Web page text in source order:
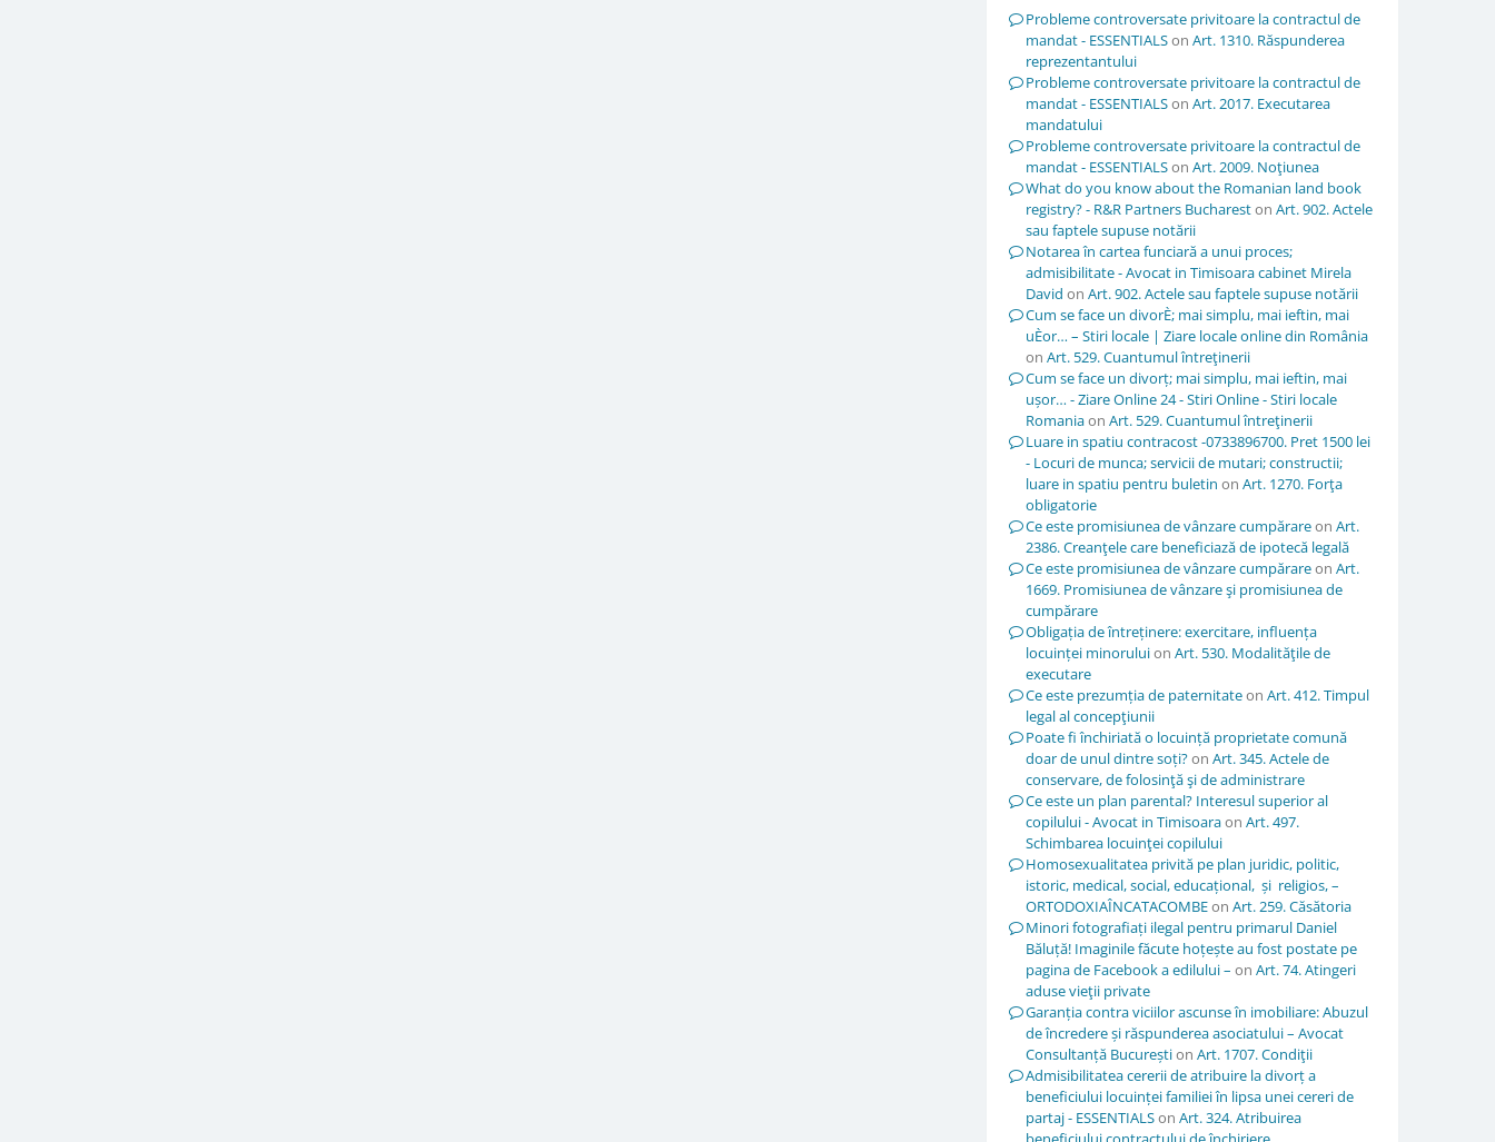
Probleme controversate privitoare la contractul de
mandat - ESSENTIALSon Art. 1310. Răspunderea
reprezentantului
Probleme controversate privitoare la contractul de
mandat - ESSENTIALSon Art. 2017. Executarea
mandatului
Probleme controversate privitoare la contractul de
mandat - ESSENTIALSon Art. 2009. Noţiunea
What do you know about the Romanian land book
registry? - R&R Partners Buchareston Art. 902. Actele
sau faptele supuse notării
Notarea în cartea funciară a unui proces;
admisibilitate - Avocat in Timisoara cabinet Mirela
David on Art. 902. Actele sau faptele supuse notării
Cum se face un divorÈ; mai simplu, mai ieftin, mai
uÈor… – Stiri locale | Ziare locale online din România
on Art. 529. Cuantumul întreţinerii
Cum se face un divorț; mai simplu, mai ieftin, mai
ușor… - Ziare Online 24 - Stiri Online - Stiri locale
Romaniaon Art. 529. Cuantumul întreţinerii
Luare in spatiu contracost -0733896700. Pret 1500 lei
- Locuri de munca; servicii de mutari; constructii;
luare in spatiu pentru buletin on Art. 1270. Forţa
obligatorie
Ce este promisiunea de vânzare cumpărareon Art.
2386. Creanţele care beneficiază de ipotecă legală
Ce este promisiunea de vânzare cumpărareon Art.
1669. Promisiunea de vânzare şi promisiunea de
cumpărare
Obligația de întreținere: exercitare, influența
locuinței minoruluion Art. 530. Modalităţile de
executare
Ce este prezumția de paternitateon Art. 412. Timpul
legal al concepţiunii
Poate fi închiriată o locuință proprietate comună
doar de unul dintre soți?on Art. 345. Actele de
conservare, de folosinţă şi de administrare
Ce este un plan parental? Interesul superior al
copilului - Avocat in Timisoaraon Art. 497.
Schimbarea locuinţei copilului
Homosexualitatea privită pe plan juridic, politic,
istoric, medical, social, educațional, și religios, –
ORTODOXIAÎNCATACOMBEon Art. 259. Căsătoria
Minori fotografiați ilegal pentru primarul Daniel
Băluță! Imaginile făcute hoțește au fost postate pe
pagina de Facebook a edilului – on Art. 74. Atingeri
aduse vieţii private
Garanția contra viciilor ascunse în imobiliare: Abuzul
de încredere și răspunderea asociatului – Avocat
Consultanță Bucureștion Art. 1707. Condiţii
Admisibilitatea cererii de atribuire la divorț a
beneficiului locuinței familiei în lipsa unei cereri de
partaj - ESSENTIALSon Art. 324. Atribuirea